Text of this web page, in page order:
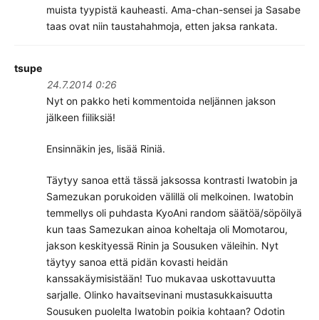
muista tyypistä kauheasti. Ama-chan-sensei ja Sasabe
taas ovat niin taustahahmoja, etten jaksa rankata.
tsupe
24.7.2014 0:26
Nyt on pakko heti kommentoida neljännen jakson
jälkeen fiiliksiä!
Ensinnäkin jes, lisää Riniä.
Täytyy sanoa että tässä jaksossa kontrasti Iwatobin ja
Samezukan porukoiden välillä oli melkoinen. Iwatobin
temmellys oli puhdasta KyoAni random säätöä/söpöilyä
kun taas Samezukan ainoa koheltaja oli Momotarou,
jakson keskityessä Rinin ja Sousuken väleihin. Nyt
täytyy sanoa että pidän kovasti heidän
kanssakäymisistään! Tuo mukavaa uskottavuutta
sarjalle. Olinko havaitsevinani mustasukkaisuutta
Sousuken puolelta Iwatobin poikia kohtaan? Odotin